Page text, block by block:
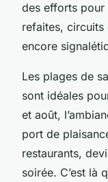
des efforts pour
refaites, circuits
encore
Les plages de
sont idéales
et août,
port de
restaurants,
soirée. C’est là